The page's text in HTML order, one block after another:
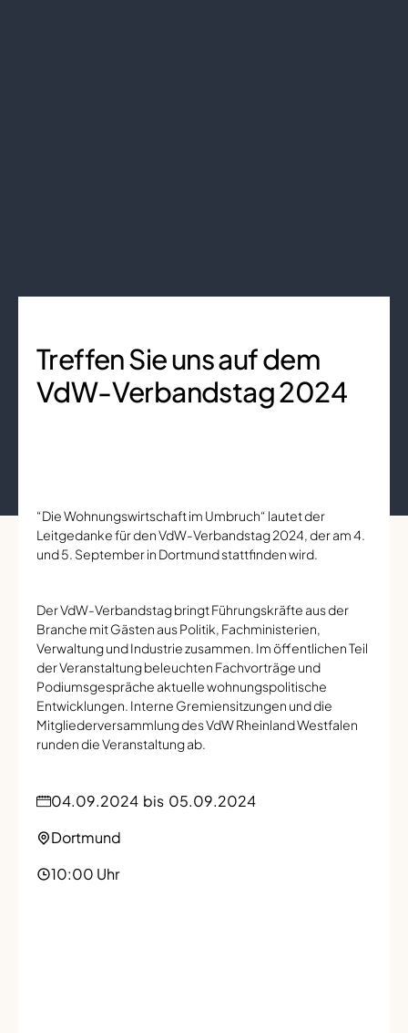
Treffen Sie uns auf dem
VdW-Verbandstag 2024
“Die Wohnungswirtschaft im Umbruch“ lautet der
Leitgedanke für den VdW-Verbandstag 2024, der am 4.
und 5. September in Dortmund stattfinden wird.
Der VdW-Verbandstag bringt Führungskräfte aus der
Branche mit Gästen aus Politik, Fachministerien,
Verwaltung und Industrie zusammen. Im öffentlichen Teil
der Veranstaltung beleuchten Fachvorträge und
Podiumsgespräche aktuelle wohnungspolitische
Entwicklungen. Interne Gremiensitzungen und die
Mitgliederversammlung des VdW Rheinland Westfalen
runden die Veranstaltung ab.
04.09.2024 bis 05.09.2024
Dortmund
10:00 Uhr